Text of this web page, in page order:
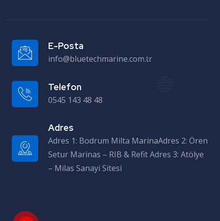
E-Posta
info@bluetechmarine.com.tr
Telefon
0545 143 48 48
Adres
Adres 1: Bodrum Milta MarinaAdres 2: Ören Setur Marinas – RIB & Refit Adres 3: Atölye – Milas Sanayi Sitesi